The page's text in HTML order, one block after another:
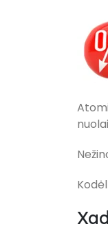
Kodėl